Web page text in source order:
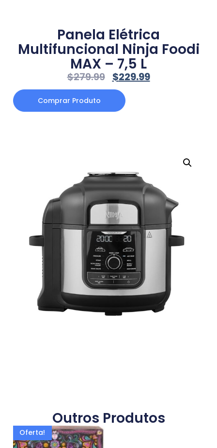
Panela Elétrica
Multifuncional Ninja Foodi
MAX – 7,5 L
$279.99 $229.99
Comprar Produto
Outros Produtos
Oferta!